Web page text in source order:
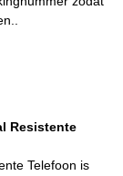
Resistente
Telefoon is